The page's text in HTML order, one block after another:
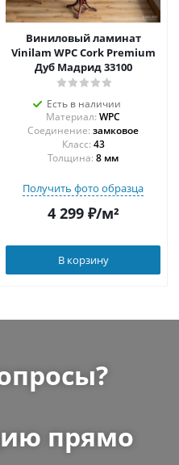
Виниловый ламинат
Vinilam WPC Cork Premium
Дуб Мадрид 33100
Есть в наличии
Материал: WPC
Соединение: замковое
43
Толщина: 8 мм
Получить фото образца
4 299₽/м²
В корзину
прямо